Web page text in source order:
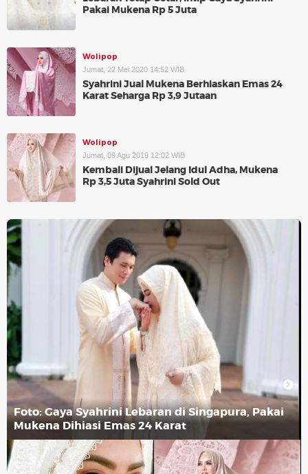
Pakai Mukena Rp 5 Juta
Wolipop
Jumat, 22 Mei 2020 14:52 WIB
Syahrini Jual Mukena Berhiaskan Emas 24
Karat Seharga Rp 3,9 Jutaan
Wolipop
Jumat, 09 Agu 2019 12:02 WIB
Kembali Dijual Jelang Idul Adha, Mukena
Rp 3,5 Juta Syahrini Sold Out
Foto: Gaya Syahrini Lebaran di Singapura, Pakai
Mukena Dihiasi Emas 24 Karat